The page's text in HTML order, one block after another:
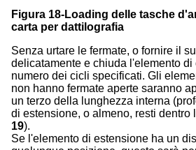
Figura 18-Loading delle tasche
carta per dattilografia
Senza urtare le fermate, o fornire il
delicatamente e chiuda l'elemento di
numero dei cicli specificati. Gli
non hanno fermate aperte saranno
un terzo della lunghezza interna
di estensione, o almeno, resti dentro
19).
Se l'elemento di estensione ha un